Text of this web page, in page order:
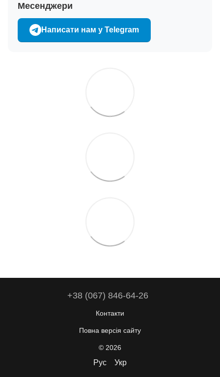
Месенджери
Написати нам у Telegram
+38 (067) 846-64-26
Контакти
Повна версія сайту
© 2026
Рус Укр